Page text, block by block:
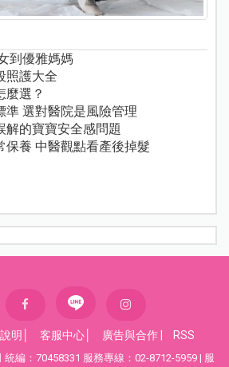
到優雅媽媽
照護大全
麼選？
準 選對醫院是風險管理
解的寶寶安全感問題
保養 中醫觀點看產後掉髮
明 客服中心 廣告與合作 RSS
編：70458331 服務專線：02-8712-5959 | 服